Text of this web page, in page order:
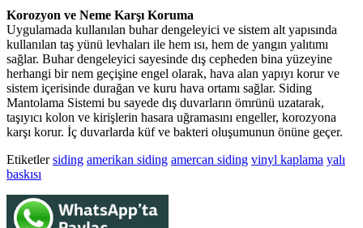
Korozyon ve Neme Karşı Koruma
Uygulamada kullanılan buhar dengeleyici ve sistem alt yapısında
kullanılan taş yünü levhaları ile hem ısı, hem de yangın yalıtımı
sağlar. Buhar dengeleyici sayesinde dış cepheden bina yüzeyine
herhangi bir nem geçişine engel olarak, hava alan yapıyı korur ve
sistem içerisinde durağan ve kuru hava ortamı sağlar. Siding
Mantolama Sistemi bu sayede dış duvarların ömrünü uzatarak,
taşıyıcı kolon ve kirişlerin hasara uğramasını engeller, korozyona
karşı korur. İç duvarlarda küf ve bakteri oluşumunun önüne geçer.
Etiketler siding amerikan siding amercan siding vinyl kaplama yalı
baskısı